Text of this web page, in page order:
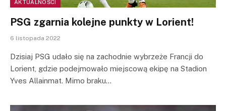
AKTUALNOŚCI
PSG zgarnia kolejne punkty w Lorient!
6 listopada 2022
Dzisiaj PSG udało się na zachodnie wybrzeże Francji do
Lorient, gdzie podejmowało miejscową ekipę na Stadion
Yves Allainmat. Mimo braku…